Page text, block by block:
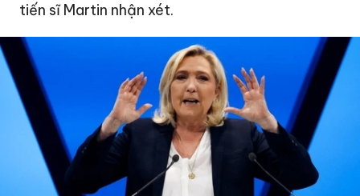
tiến sĩ Martin nhận xét.